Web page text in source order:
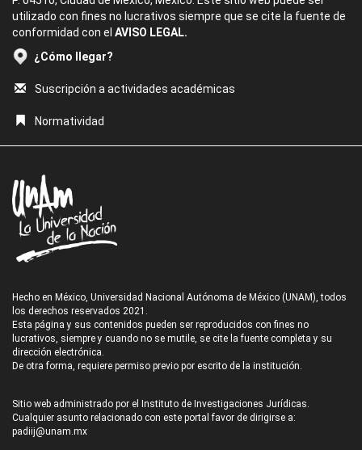
utilizado con fines no lucrativos siempre que se cite la fuente de
conformidad con el AVISO LEGAL.
¿Cómo llegar?
Suscripción a actividades académicas
Normatividad
Hecho en México, Universidad Nacional Autónoma de México (UNAM), todos
los derechos reservados 2021.
Esta página y sus contenidos pueden ser reproducidos con fines no
lucrativos, siempre y cuando no se mutile, se cite la fuente completa y su
dirección electrónica.
De otra forma, requiere permiso previo por escrito de la institución.
Sitio web administrado por el Instituto de Investigaciones Jurídicas.
Cualquier asunto relacionado con este portal favor de dirigirse a:
padiij@unam.mx